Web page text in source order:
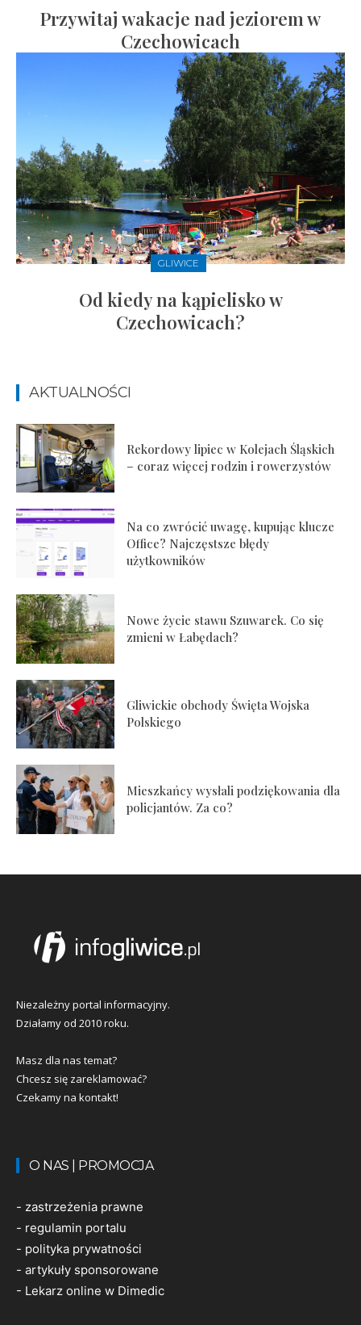
Przywitaj wakacje nad jeziorem w
Czechowicach
GLIWICE
Od kiedy na kąpielisko w
Czechowicach?
AKTUALNOŚCI
Rekordowy lipiec w Kolejach Śląskich
– coraz więcej rodzin i rowerzystów
Na co zwrócić uwagę, kupując klucze
Office? Najczęstsze błędy
użytkowników
Nowe życie stawu Szuwarek. Co się
zmieni w Łabędach?
Gliwickie obchody Święta Wojska
Polskiego
Mieszkańcy wysłali podziękowania dla
policjantów. Za co?
Niezależny portal informacyjny.
Działamy od 2010 roku.
Masz dla nas temat?
Chcesz się zareklamować?
Czekamy na kontakt!
O NAS | PROMOCJA
- zastrzeżenia prawne
- regulamin portalu
- polityka prywatności
- artykuły sponsorowane
- Lekarz online w Dimedic